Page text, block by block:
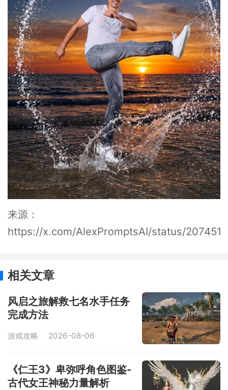
来源：
https://x.com/AlexPromptsAI/status/
相关文章
风启之旅解救七名水手任务
完成方法
游戏攻略 2026-08-06
《仁王3》卑弥呼角色图鉴-
古代女王神秘力量解析